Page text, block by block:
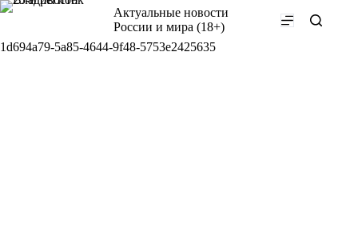
Перейти
Актуальные новости
России и мира (18+)
1d694a79-5a85-4644-9f48-5753e2425635